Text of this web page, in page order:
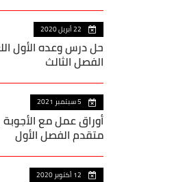
22 أبريل 2020
حل درس وعده الأول
الفصل الثالث
5 سبتمبر 2021
أوراق عمل مع
متقدم الفصل الأول
12 أكتوبر 2020